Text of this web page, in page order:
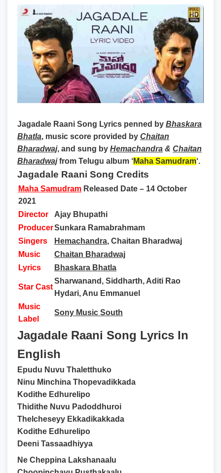
Jagadale Raani Song Lyrics penned by Bhaskara
Bhatla, music score provided by Chaitan
Bharadwaj, and sung by Hemachandra & Chaitan
Bharadwajfrom Telugu album ‘Maha Samudram‘.
Jagadale Raani Song Credits
Maha Samudram Released Date – 14 October
2021
Director
Ajay Bhupathi
ProducerSunkara Ramabrahmam
Singers
Hemachandra, Chaitan Bharadwaj
Music
Chaitan Bharadwaj
Lyrics
Bhaskara Bhatla
Star Cast
Sharwanand, Siddharth, Aditi Rao
Hydari, Anu Emmanuel
Music
Label
Sony Music South
Jagadale Raani Song Lyrics In
English
Epudu Nuvu Thaletthuko
Ninu Minchina Thopevadikkada
Kodithe Edhurelipo
Thidithe Nuvu Padoddhuroi
Thelcheseyy Ekkadikakkada
Kodithe Edhurelipo
Deeni Tassaadhiyya
Ne Cheppina Lakshanaalu